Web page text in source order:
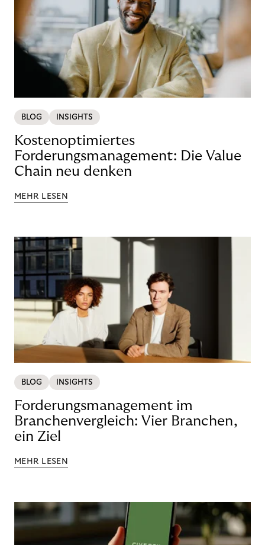
BLOG INSIGHTS
Kostenoptimiertes
Forderungsmanagement: Die Value
Chain neu denken
MEHR LESEN
BLOG INSIGHTS
Forderungsmanagement im
Branchenvergleich: Vier Branchen,
ein Ziel
MEHR LESEN